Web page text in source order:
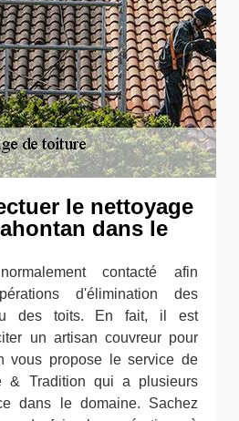
le nettoyage
dans le
contacté afin
d'élimination des
des toits. En fait, il est
un artisan couvreur pour
vous propose le service de
& Tradition qui a plusieurs
dans le domaine. Sachez